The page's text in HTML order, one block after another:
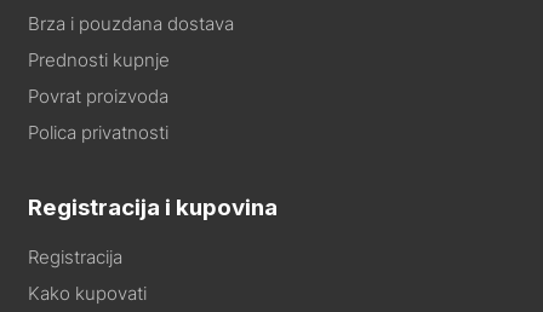
Brza i pouzdana dostava
Prednosti kupnje
Povrat proizvoda
Polica privatnosti
Registracija i kupovina
Registracija
Kako kupovati